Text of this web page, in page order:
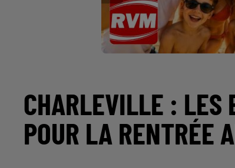
CHARLEVILLE : LES
POUR LA RENTRÉE